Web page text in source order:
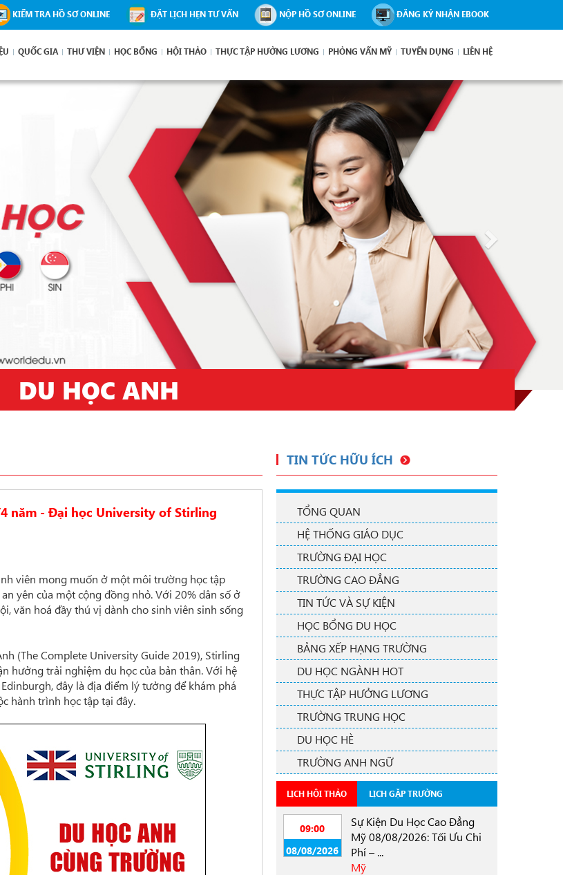
KIỂM TRA HỒ SƠ ONLINE ĐẶT LỊCH HẸN TƯ VẤN NỘP HỒ SƠ ONLINE ĐĂNG KÝ NHẬN EBOOK
QUỐC GIA THƯ VIỆN HỌC BỔNG HỘI THẢO THỰC TẬP HƯỞNG LƯƠNG PHỎNG VẤN MỸ TUYỂN DỤNG LIÊN HỆ
Next
DU HỌC ANH
năm - Đại học University of Stirling
viên mong muốn ở một môi trường học tập
yên của một cộng đồng nhỏ. Với 20% dân số ở
văn hoá đầy thú vị dành cho sinh viên sinh sống
(The Complete University Guide 2019), Stirling
hưởng trải nghiệm du học của bản thân. Với hệ
đây là địa điểm lý tưởng để khám phá
hành trình học tập tại đây.
TIN TỨC HỮU ÍCH
TỔNG QUAN
HỆ THỐNG GIÁO DỤC
TRƯỜNG ĐẠI HỌC
TRƯỜNG CAO ĐẲNG
TIN TỨC VÀ SỰ KIỆN
HỌC BỔNG DU HỌC
BẢNG XẾP HẠNG TRƯỜNG
DU HỌC NGÀNH HOT
THỰC TẬP HƯỞNG LƯƠNG
TRƯỜNG TRUNG HỌC
DU HỌC HÈ
TRƯỜNG ANH NGỮ
LỊCH HỘI THẢO LỊCH GẶP TRƯỜNG
09:00
08/08/2026
Sự Kiện Du Học Cao Đẳng
Mỹ 08/08/2026: Tối Ưu Chi
Phí – ...
Mỹ